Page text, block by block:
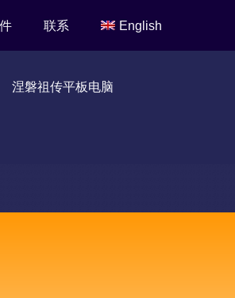
联系 English
涅磐祖传平板电脑